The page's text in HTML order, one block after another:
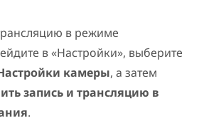
в режиме
в «Настройки», выберите
камеры, а затем
запись и трансляцию в
.